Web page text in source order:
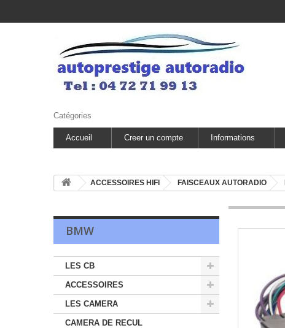
Catégories
Accueil Creer un compte Informations
ACCESSOIRES HIFI FAISCEAUX AUTORADIO
BMW
LES CB
ACCESSOIRES
LES CAMERA
CAMERA DE RECUL